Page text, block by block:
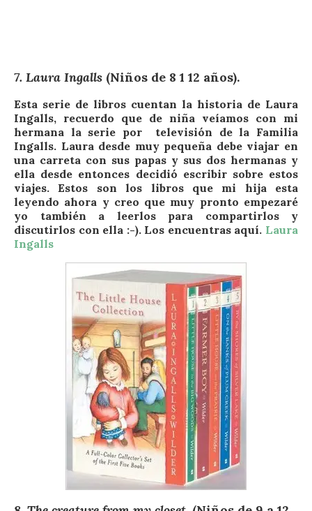
7. Laura Ingalls (Niños de 8 1 12 años).
Esta serie de libros cuentan la historia de Laura
Ingalls, recuerdo que de niña veíamos con mi
hermana la serie por televisión de la Familia
Ingalls. Laura desde muy pequeña debe viajar en
una carreta con sus papas y sus dos hermanas y
ella desde entonces decidió escribir sobre estos
viajes. Estos son los libros que mi hija esta
leyendo ahora y creo que muy pronto empezaré
yo también a leerlos para compartirlos y
discutirlos con ella :-). Los encuentras aquí. Laura
Ingalls